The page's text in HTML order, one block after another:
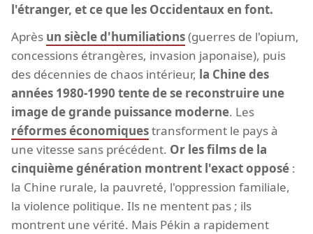
l'étranger, et ce que les Occidentaux en font.
Après un siècle d'humiliations(guerres de l'opium,
concessions étrangères, invasion japonaise), puis
des décennies de chaos intérieur, la Chine des
années 1980-1990 tente de se reconstruire une
image de grande puissance moderne. Les
réformes économiquestransforment le pays à
une vitesse sans précédent. Or les films de la
cinquième génération montrent l'exact opposé :
la Chine rurale, la pauvreté, l'oppression familiale,
la violence politique. Ils ne mentent pas ; ils
montrent une vérité. Mais Pékin a rapidement